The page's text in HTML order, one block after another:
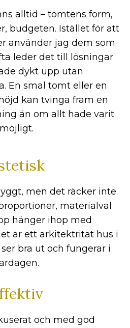
alltid – tomtens form,
budgeten. Istället för att
använder jag dem som
leder det till lösningar
dykt upp utan
En smal tomt eller en
kan tvinga fram en
än om allt hade varit
möjligt.
men det räcker inte.
materialval
hänger ihop med
är ett arkitektritat hus i
bra ut och fungerar i
och med god